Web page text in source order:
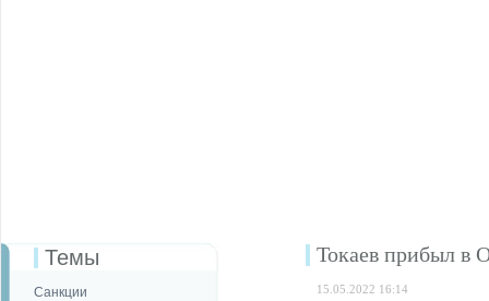
Темы
Санкции
Токаев прибыл в
15.05.2022 16:14